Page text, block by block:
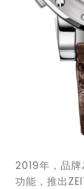
2019年，品牌
功能，推出